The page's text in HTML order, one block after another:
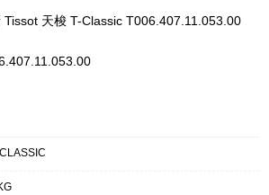
Tissot 天梭 T-Classic T006.407.11.053.00